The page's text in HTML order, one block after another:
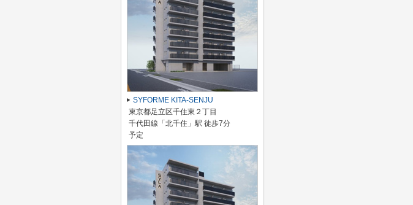
SYFORME KITA-SENJU
東京都足立区千住東２丁目
千代田線「北千住」駅 徒歩7分
予定